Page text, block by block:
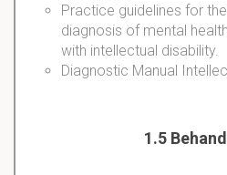
Practice guidelines for
diagnosis of mental
with intellectual disability.
Diagnostic Manual
1.5